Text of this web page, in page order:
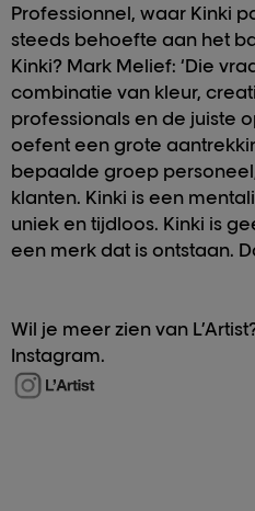
Professionnel, waar Kinki
steeds behoefte aan het
Kinki? Mark Melief: ‘Die
combinatie van kleur,
professionals en de juiste
oefent een grote
bepaalde groep
klanten. Kinki is een
uniek en tijdloos. Kinki is
een merk dat is ontstaan.
Wil je meer zien van
Instagram.